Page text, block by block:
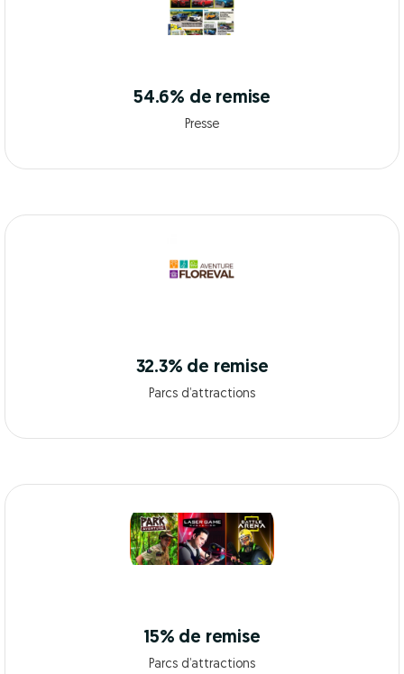
54.6% de remise
Presse
32.3% de remise
Parcs d’attractions
15% de remise
Parcs d’attractions